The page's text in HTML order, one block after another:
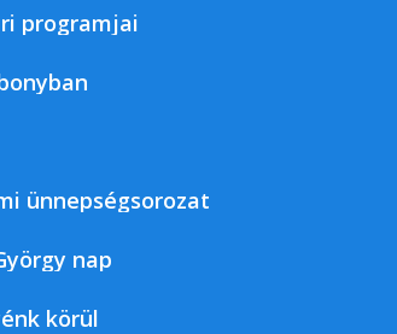
programjai
ünnepségsorozat
nap
körül